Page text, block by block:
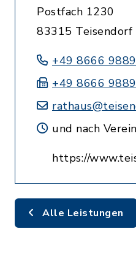
Postfach 1230
83315 Teisendorf
+49 8666
+49 8666
und nach
https://
Alle Leistungen